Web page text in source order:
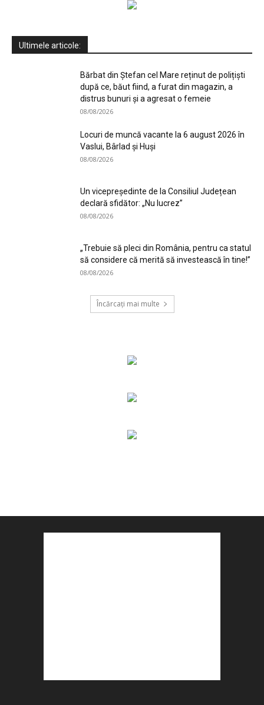
Ultimele articole:
Bărbat din Ștefan cel Mare reținut de polițiști
după ce, băut fiind, a furat din magazin, a
distrus bunuri și a agresat o femeie
08/08/2026
Locuri de muncă vacante la 6 august 2026 în
Vaslui, Bârlad și Huși
08/08/2026
Un vicepreședinte de la Consiliul Județean
declară sfidător: „Nu lucrez”
08/08/2026
„Trebuie să pleci din România, pentru ca statul
să considere că merită să investească în tine!”
08/08/2026
Încărcați mai multe